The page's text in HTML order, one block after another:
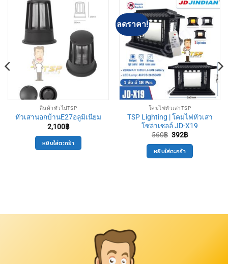
สินค้าทั่วไปTSP
หัวเสานอกบ้านE27อลูมิเนียม
2,100฿
หยิบใส่ตะกร้า
ลดราคา!
โคมไฟหัวเสาTSP
TSP Lighting | โคมไฟหัวเสา
โซล่าเซลล์ JD-X19
560฿ Original
was:
560฿.
392฿Current
is:
หยิบใส่ตะกร้า